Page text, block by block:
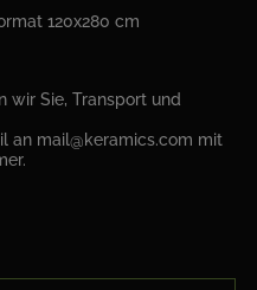
120x280 cm
wir Sie, Transport und
an mail@keramics.com mit